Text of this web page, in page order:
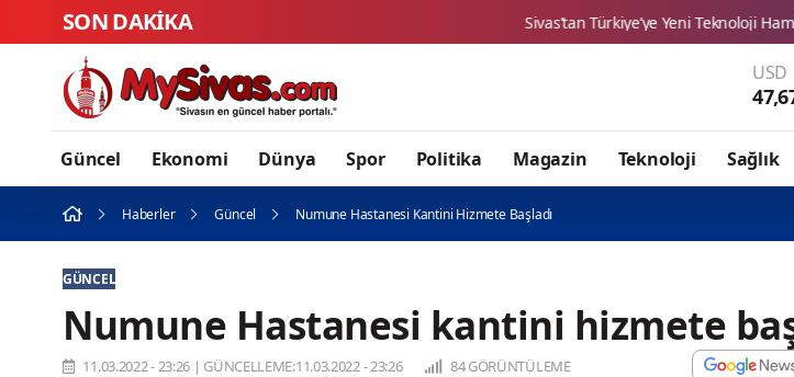
SON DAKİKA Sivas’tan Türkiye’ye Yeni Teknoloji Hamlesi Sivas
USD
Güncel Ekonomi Dünya Spor Politika Magazin Teknoloji Sağlık
Haberler Güncel Numune Hastanesi Kantini Hizmete Başladı
GÜNCEL
Numune Hastanesi kantini hizmete
11.03.2022 - 23:26 | GÜNCELLEME:11.03.2022 - 23:26 84 GÖRÜNTÜLEME